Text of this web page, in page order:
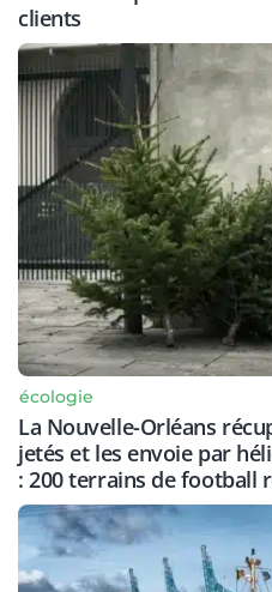
clients
écologie
La Nouvelle-Orléans
jetés et les envoie par
: 200 terrains de football